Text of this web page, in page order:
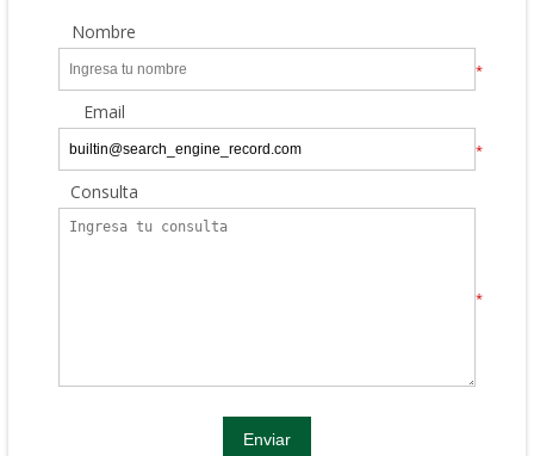
Nombre
*
Email
*
Consulta
*